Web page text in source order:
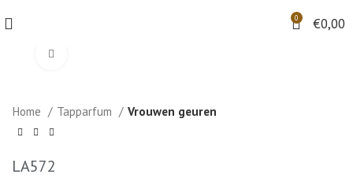
0 €0,00
Home Tapparfum Vrouwen geuren
LA572